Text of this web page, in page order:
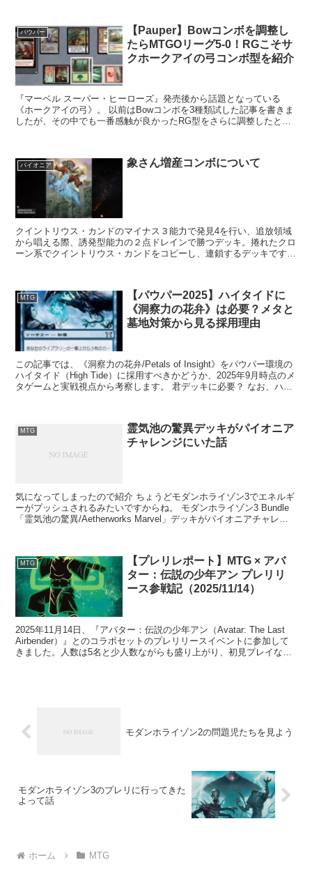
パウパー
【Pauper】Bowコンボを調整し
たらMTGOリーグ5-0！RGこそサ
クホークアイの弓コンボ型を紹介
『マーベル スーパー・ヒーローズ』発売後から話題となっている
《ホークアイの弓》。 以前はBowコンボを3種類試した記事を書きま
したが、その中でも一番感触が良かったRG型をさらに調整したとこ
パイオニア 象さん増産コンボについて
クイントリウス・カンドのマイナス３能力で発見4を行い、追放領域
から唱える際、誘発型能力の２点ドレインで勝つデッキ。捲れたクロ
ーン系でクイントリウス・カンドをコピーし、連鎖するデッキです。
MTG
【パウパー2025】ハイタイドに
《洞察力の花弁》は必要？メタと
墓地対策から見る採用理由
この記事では、《洞察力の花弁/Petals of Insight》をパウパー環境の
ハイタイド（High Tide）に採用すべきかどうか、2025年9月時点のメ
タゲームと実戦視点から考察します。 君デッキに必要？ なお、ハイ
MTG
霊気池の驚異デッキがパイオニア
チャレンジにいた話
気になってしまったので紹介 ちょうどモダンホライゾン3でエネルギ
ーがプッシュされるみたいですからね。 モダンホライゾン3 Bundle
「霊気池の驚異/Aetherworks Marvel」デッキがパイオニアチャレン
MTG
【プレリレポート】MTG × アバ
ター：伝説の少年アン プレリリ
ース参戦記（2025/11/14）
2025年11月14日、『アバター：伝説の少年アン（Avatar: The Last
Airbender）』とのコラボセットのプレリリースイベントに参加して
きました。人数は5名と少人数ながらも盛り上がり、初見プレイなら
モダンホライゾン2の問題児たちを見よう
モダンホライゾン3のプレリに行ってきた
よって話
ホーム MTG